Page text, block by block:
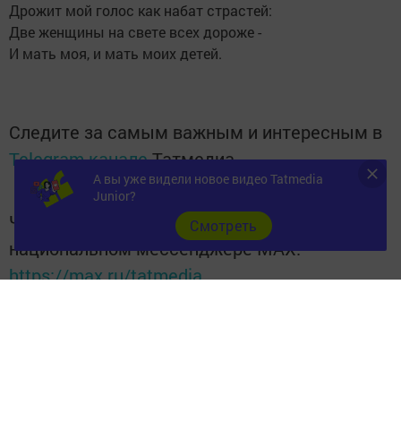
Дрожит мой голос как набат страстей:
Две женщины на свете всех дороже -
И мать моя, и мать моих детей.
Следите за самым важным и интересным в
Telegram-каналеТатмедиа
Читайте новости Татарстана в
национальном мессенджере MАХ:
https://max.ru/tatmedia
А вы уже видели новое видео Tatmedia
Junior?
Cмотреть